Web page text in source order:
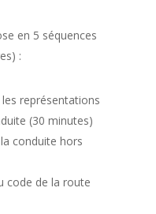
en 5 séquences
:
représentations
(30 minutes)
conduite hors
code de la route